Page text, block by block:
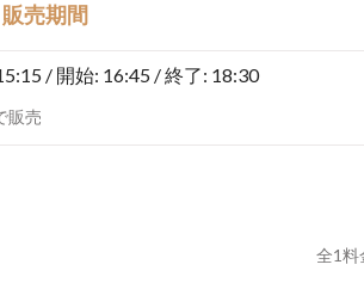
売期間
/ 開始: 16:45 / 終了: 18:30
販売
全1料